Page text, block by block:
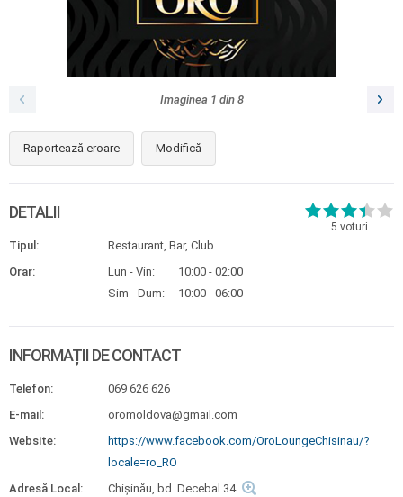
Imaginea 1 din 8
Raportează eroare Modifică
5 voturi
DETALII
Tipul:
Restaurant, Bar, Club
Orar:
Lun - Vin:
10:00 - 02:00
Sim - Dum:
10:00 - 06:00
INFORMAȚII DE CONTACT
Telefon:
069 626 626
E-mail:
oromoldova@gmail.com
Website:
https://www.facebook.com/OroLoungeChisinau/?
locale=ro_RO
Adresă Local:
Chișinău, bd. Decebal 34